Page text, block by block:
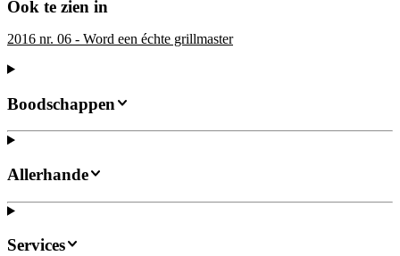
Ook te zien in
2016 nr. 06 - Word een échte grillmaster
Boodschappen
Allerhande
Services